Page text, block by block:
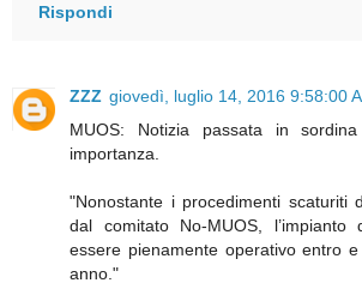
Rispondi
ZZZ giovedì, luglio 14, 2016 9:58:00
MUOS: Notizia passata in
importanza.
"Nonostante i procedimenti scaturiti
dal comitato No-MUOS, l’impianto
essere pienamente operativo entro
anno."